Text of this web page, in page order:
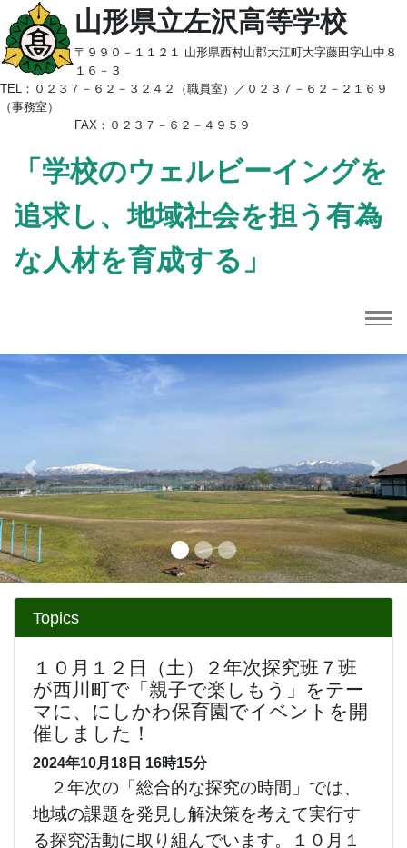
山形県立左沢高等学校
〒９９０－１１２１ 山形県西村山郡大江町大字藤田字山中８
１６－３
TEL： ０２３７－６２－３２４２（職員室）／ ０２３７－６２－２１６９
（事務室）
FAX：０２３７－６２－４９５９
「学校のウェルビーイングを
追求し、地域社会を担う有為
な人材を育成する」
Previous Next
Topics
が西川町で「親子で楽しもう」をテー
マに、にしかわ保育園でイベントを開
催しました！
2024年10月18日 16時15分
２年次の「総合的な探究の時間」では、
地域の課題を発見し解決策を考えて実行す
る探究活動に取り組んでいます。１０月１
２日（土）に探究班７班は、親子の時間を
もっと増やしてもらうきっかけにしてもら
うために、西川町のにしかわ保育園様でイ
ベントを開催しました。
当日は親子６組の参加があり、一緒に工
作をしたり、“障害物競争”や“いろ鬼”などを
したりして体を動かしました。また、座談
会では保護者の方々のお話をお伺いするこ